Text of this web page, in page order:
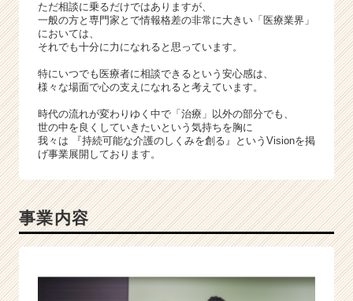
ただ相談に乗るだけではありますが、
一般の方と専門家とで情報格差の非常に大きい「医療業界」
においては、
それでも十分に力になれると思っています。
特にいつでも医療者に相談できるという安心感は、
様々な場面で心の支えになれると考えています。
時代の流れが変わりゆく中で「治療」以外の部分でも、
世の中を良くしていきたいという気持ちを胸に
我々は 『持続可能な介護のしくみを創る』というVisionを掲
げ事業展開しております。
事業内容